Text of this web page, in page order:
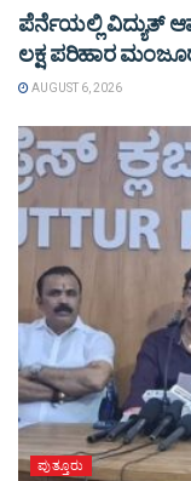
ಪೆರ್ನೆಯಲ್ಲಿ ವಿದ್ಯುತ್
ಲಕ್ಷ ಪರಿಹಾರ
AUGUST 6, 2026
ಪುತ್ತೂರು